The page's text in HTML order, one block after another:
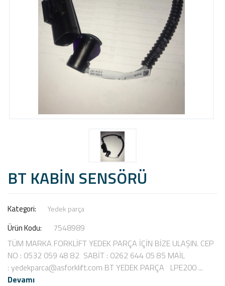
BT KABİN SENSÖRÜ
Kategori: Yedek parça
Ürün Kodu:
7548989
TÜM MARKA FORKLİFT YEDEK PARÇA İÇİN BİZE ULAŞIN. CEP
NO : 0532 059 48 82 SABİT : 0262 644 05 85 MAİL
: yedekparca@asforklift.com BT YEDEK PARÇA LPE200 ...
Devamı